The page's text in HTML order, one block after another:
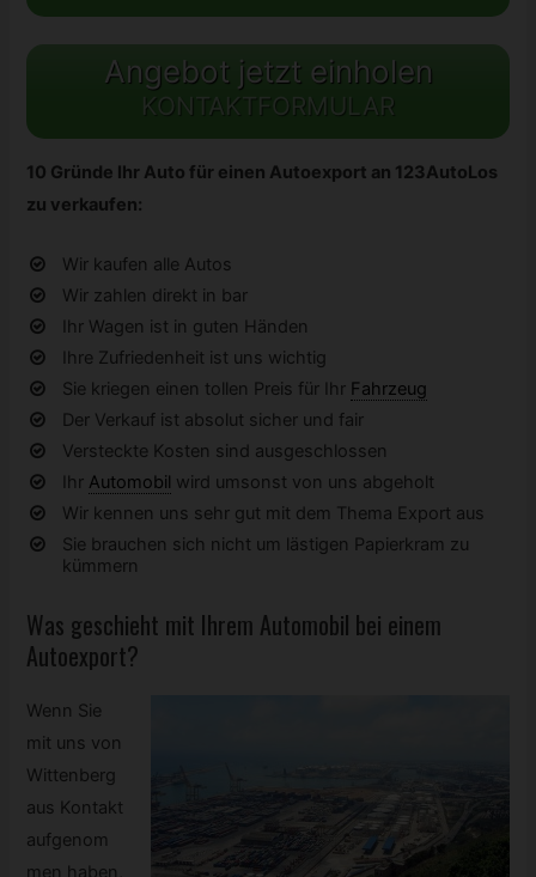
Angebot jetzt einholen
KONTAKTFORMULAR
10 Gründe Ihr Auto für einen Autoexport an 123AutoLos
zu verkaufen:
Wir kaufen alle Autos
Wir zahlen direkt in bar
Ihr Wagen ist in guten Händen
Ihre Zufriedenheit ist uns wichtig
Sie kriegen einen tollen Preis für Ihr Fahrzeug
Der Verkauf ist absolut sicher und fair
Versteckte Kosten sind ausgeschlossen
Ihr Automobil wird umsonst von uns abgeholt
Wir kennen uns sehr gut mit dem Thema Export aus
Sie brauchen sich nicht um lästigen Papierkram zu
kümmern
Was geschieht mit Ihrem Automobil bei einem
Autoexport?
Wenn Sie
mit uns von
Wittenberg
aus Kontakt
aufgenom